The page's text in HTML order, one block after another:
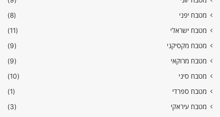
מטבח יפני
(8)
מטבח ישראלי
(11)
מטבח מקסיקני
(9)
מטבח מרוקאי
(9)
מטבח סיני
(10)
מטבח ספרדי
(1)
מטבח עיראקי
(3)